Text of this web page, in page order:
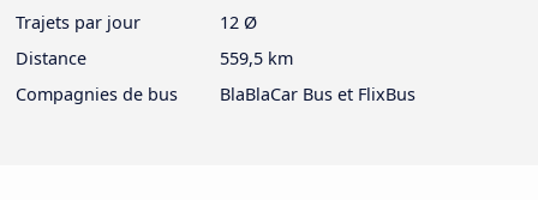
Trajets par jour
12 Ø
Distance
559,5 km
Compagnies de bus
BlaBlaCar Bus et FlixBus